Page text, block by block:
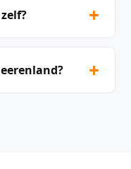
+
+